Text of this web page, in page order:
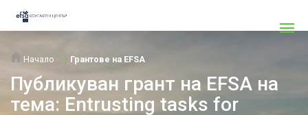
Начало Грантове на EFSA
Публикуван грант на EFSA на
тема: Entrusting tasks for